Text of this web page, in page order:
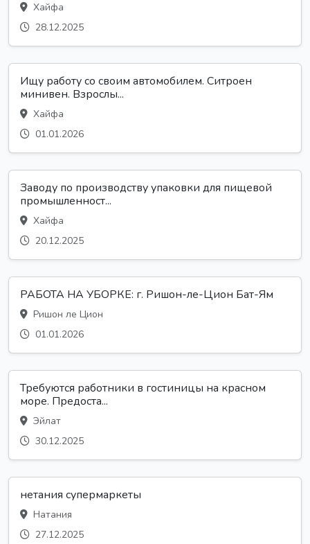
Хайфа
28.12.2025
Ищу работу со своим автомобилем. Ситроен
минивен. Взрослы...
Хайфа
01.01.2026
Заводу по производству упаковки для пищевой
промышленност...
Хайфа
20.12.2025
РАБОТА НА УБОРКЕ: г. Ришон-ле-Цион Бат-Ям
Ришон ле Цион
01.01.2026
Требуются работники в гостиницы на красном
море. Предоста...
Эйлат
30.12.2025
нетания супермаркеты
Натания
27.12.2025